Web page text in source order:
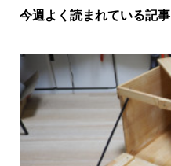
今週よく読まれている記事